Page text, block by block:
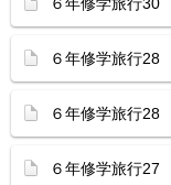
６年修学旅行28
６年修学旅行28
６年修学旅行27